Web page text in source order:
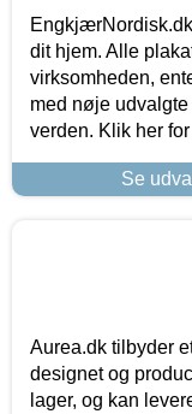
dit hjem. Alle
virksomheden,
med nøje
verden. Klik her
Se
Aurea.dk tilbyder
designet og
lager, og kan